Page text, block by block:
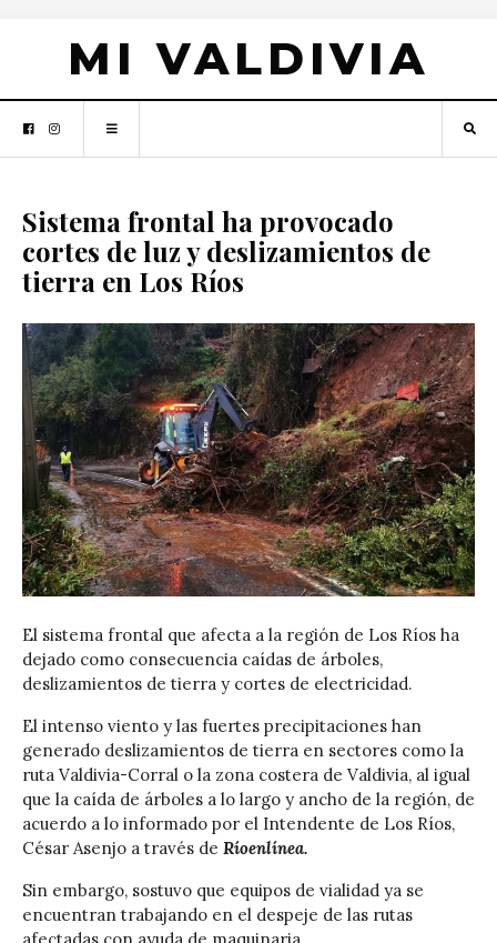
MI VALDIVIA
Sistema frontal ha provocado
cortes de luz y deslizamientos de
tierra en Los Ríos
El sistema frontal que afecta a la región de Los Ríos ha
dejado como consecuencia caídas de árboles,
deslizamientos de tierra y cortes de electricidad.
El intenso viento y las fuertes precipitaciones han
generado deslizamientos de tierra en sectores como la
ruta Valdivia-Corral o la zona costera de Valdivia, al igual
que la caída de árboles a lo largo y ancho de la región, de
acuerdo a lo informado por el Intendente de Los Ríos,
César Asenjo a través de Ríoenlínea.
Sin embargo, sostuvo que equipos de vialidad ya se
encuentran trabajando en el despeje de las rutas